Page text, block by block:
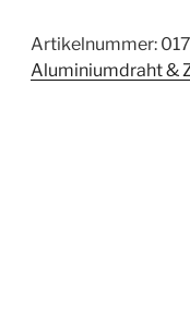
Artikelnummer:
Aluminiumdraht &